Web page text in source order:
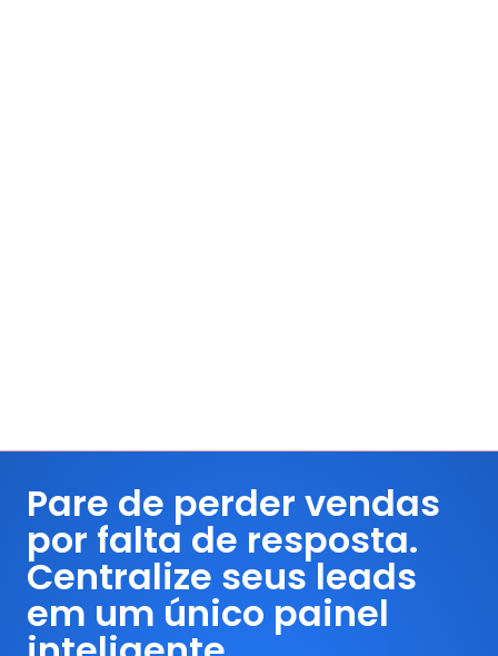
Pare de perder vendas
por falta de resposta.
Centralize seus leads
em um único painel